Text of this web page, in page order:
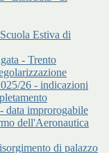
Estiva di
- Trento
26 - indicazioni
data improrogabile
dell'Aeronautica
di palazzo